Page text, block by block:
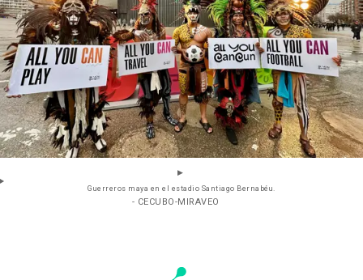
Guerreros maya en el estadio Santiago Bernabéu.
- CECUBO-MIRAVEO